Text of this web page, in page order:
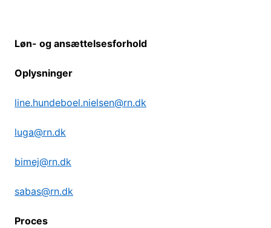
Løn- og ansættelsesforhold
Oplysninger
line.hundeboel.nielsen@rn.dk
luga@rn.dk
bimej@rn.dk
sabas@rn.dk
Proces